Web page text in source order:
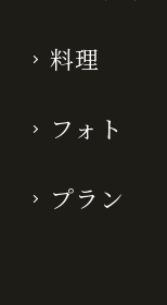
料理
フォト
プラン